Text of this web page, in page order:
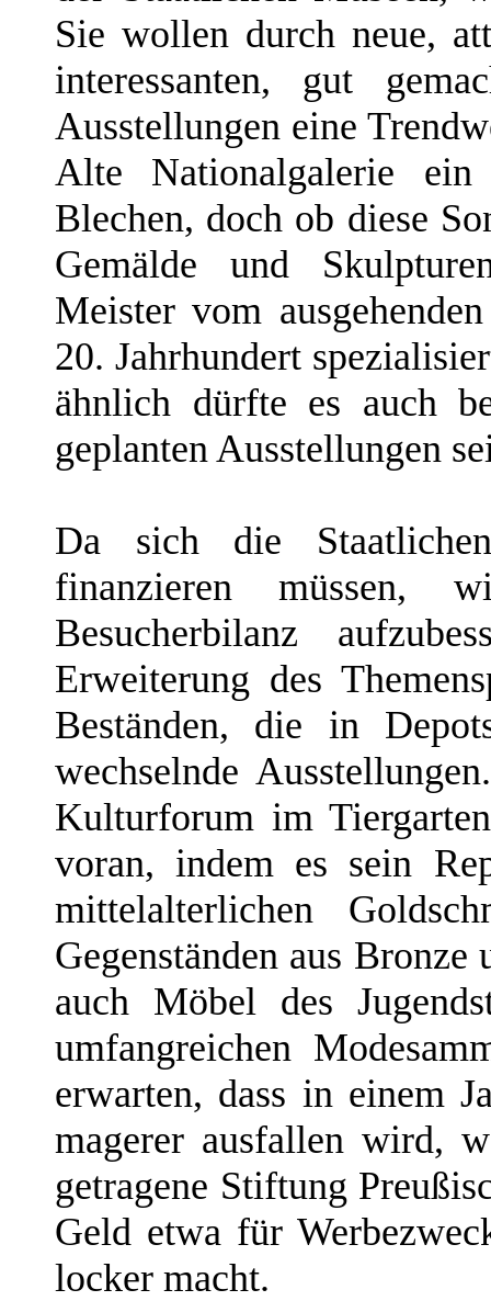
Sie wollen durch neue,
interessanten, gut
Ausstellungen eine
Alte Nationalgalerie
Blechen, doch ob diese
Gemälde und
Meister vom
20. Jahrhundert
ähnlich dürfte es auch
geplanten Ausstellungen
Da sich die
finanzieren müssen,
Besucherbilanz
Erweiterung des
Beständen, die in
wechselnde
Kulturforum im
voran, indem es sein
mittelalterlichen
Gegenständen aus
auch Möbel des
umfangreichen
erwarten, dass in einem
magerer ausfallen wird,
getragene Stiftung
Geld etwa für
locker macht.